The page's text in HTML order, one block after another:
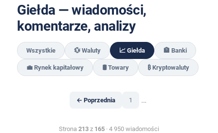
Giełda — wiadomości,
komentarze, analizy
Wszystkie 💱 Waluty 📈 Giełda 🏦 Banki
💼 Rynek kapitałowy 🛢️ Towary ₿ Kryptowaluty
← Poprzednia 1 …
Strona 213 z 165 · 4 950 wiadomości